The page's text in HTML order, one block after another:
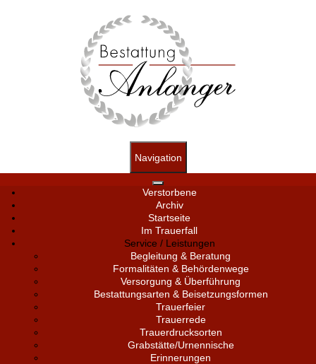
Navigation
Verstorbene
Archiv
Startseite
Im Trauerfall
Service / Leistungen
Begleitung & Beratung
Formalitäten & Behördenwege
Versorgung & Überführung
Bestattungsarten & Beisetzungsformen
Trauerfeier
Trauerrede
Trauerdrucksorten
Grabstätte/Urnennische
Erinnerungen